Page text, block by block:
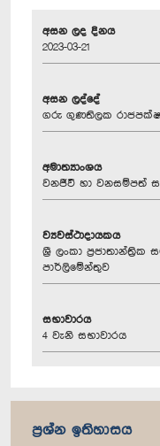
අසන ලද දිනය
2023-03-21
අසන ලද්දේ
ගරු ගුණතිලක රාජපක්ෂ
අමාත්‍යාංශය
වනජීවී හා වනසම්පත්
ව්‍යවස්ථාදායකය
ශ්‍රී ලංකා
පාර්ලිමේන්තුව
සභාවාරය
4 වැනි සභාවාරය
ප්‍රශ්න ඉතිහාසය